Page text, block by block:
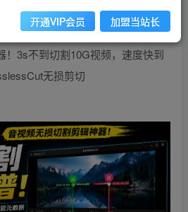
登录！建议登陆后购买，可保存购买订单
！3s不到切割10G视频，速度快到
无损剪切
开通VIP会员 加盟当站长